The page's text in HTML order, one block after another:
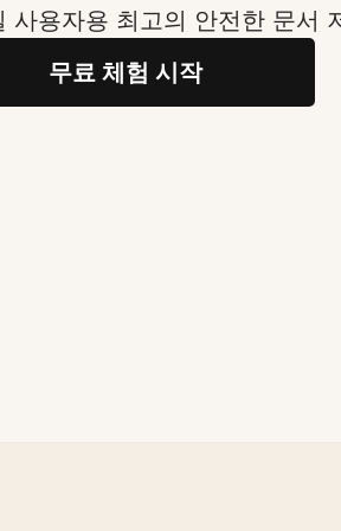
사용자용 최고의 안전한 문서
무료 체험 시작